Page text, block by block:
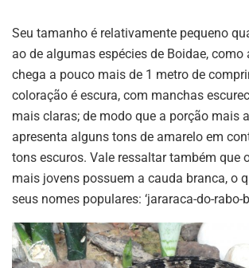
Seu tamanho é relativamente pequeno
ao de algumas espécies de Boidae, como
chega a pouco mais de 1 metro de
coloração é escura, com manchas
mais claras; de modo que a porção mais
apresenta alguns tons de amarelo em
tons escuros. Vale ressaltar também que
mais jovens possuem a cauda branca, o
seus nomes populares: ‘jararaca-do-rabo-